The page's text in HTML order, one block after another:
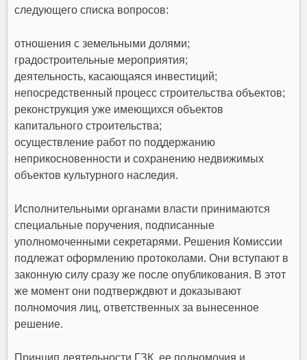
следующего списка вопросов:
отношения с земельными долями;
градостроительные мероприятия;
деятельность, касающаяся инвестиций;
непосредственный процесс строительства объектов;
реконструкция уже имеющихся объектов
капитального строительства;
осуществление работ по поддержанию
неприкосновенности и сохранению недвижимых
объектов культурного наследия.
Исполнительными органами власти принимаются
специальные поручения, подписанные
уполномоченными секретарями. Решения Комиссии
подлежат оформлению протоколами. Они вступают в
законную силу сразу же после опубликования. В этот
же момент они подтверждвют и доказывают
полномочия лиц, ответственных за вынесенное
решение.
Принцип деятельности ГЗК, ее полномочия и